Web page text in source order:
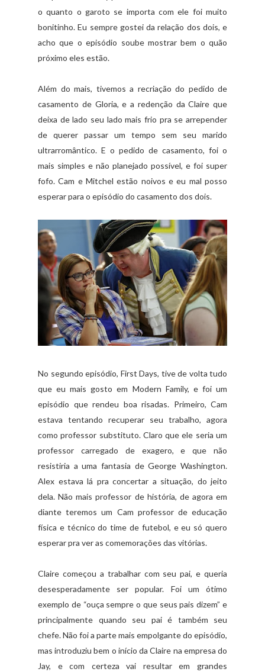
o quanto o garoto se importa com ele foi muito
bonitinho. Eu sempre gostei da relação dos dois, e
acho que o episódio soube mostrar bem o quão
próximo eles estão.
Além do mais, tivemos a recriação do pedido de
casamento de Gloria, e a redenção da Claire que
deixa de lado seu lado mais frio pra se arrepender
de querer passar um tempo sem seu marido
ultrarromântico. E o pedido de casamento, foi o
mais simples e não planejado possível, e foi super
fofo. Cam e Mitchel estão noivos e eu mal posso
esperar para o episódio do casamento dos dois.
No segundo episódio, First Days, tive de volta tudo
que eu mais gosto em Modern Family, e foi um
episódio que rendeu boa risadas. Primeiro, Cam
estava tentando recuperar seu trabalho, agora
como professor substituto. Claro que ele seria um
professor carregado de exagero, e que não
resistiria a uma fantasia de George Washington.
Alex estava lá pra concertar a situação, do jeito
dela. Não mais professor de história, de agora em
diante teremos um Cam professor de educação
física e técnico do time de futebol, e eu só quero
esperar pra ver as comemorações das vitórias.
Claire começou a trabalhar com seu pai, e queria
desesperadamente ser popular. Foi um ótimo
exemplo de “ouça sempre o que seus pais dizem” e
principalmente quando seu pai é também seu
chefe. Não foi a parte mais empolgante do episódio,
mas introduziu bem o início da Claire na empresa do
Jay, e com certeza vai resultar em grandes